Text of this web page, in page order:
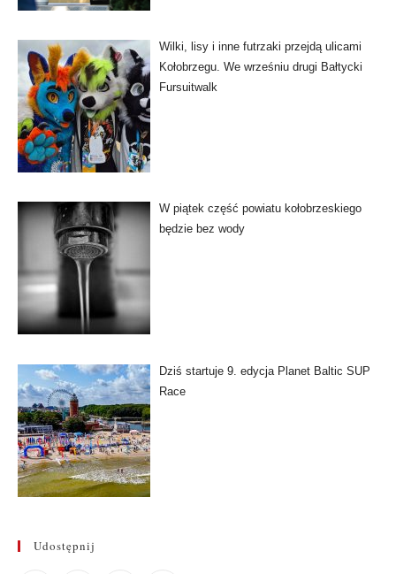
Wilki, lisy i inne futrzaki przejdą ulicami
Kołobrzegu. We wrześniu drugi Bałtycki
Fursuitwalk
W piątek część powiatu kołobrzeskiego
będzie bez wody
Dziś startuje 9. edycja Planet Baltic SUP
Race
Udostępnij